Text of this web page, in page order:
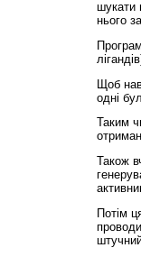
шукати
нього
Щоб
одні
Таким
Також
Потім